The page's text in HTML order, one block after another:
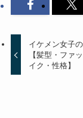
イケメン女子
【髪型・ファ
イク・性格】